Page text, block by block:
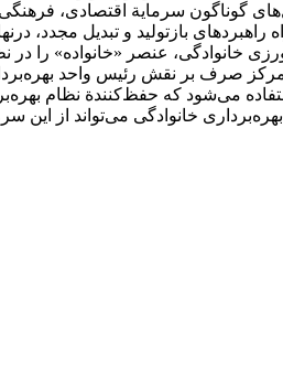
گوناگون سرمایة اقتصادی،
بازتولید و تبدیل مجدد،
عنصر «خانواده» را در
صرف بر نقش رئیس واحد
می‌شود که حفظ‌کنندة نظام
خانوادگی می‌تواند از این